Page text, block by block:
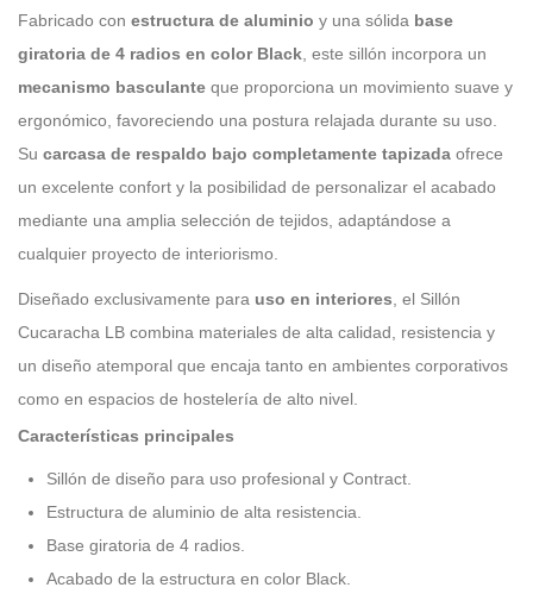
Fabricado con estructura de aluminio y una sólida base
giratoria de 4 radios en color Black, este sillón incorpora un
mecanismo basculante que proporciona un movimiento suave y
ergonómico, favoreciendo una postura relajada durante su uso.
Su carcasa de respaldo bajo completamente tapizada ofrece
un excelente confort y la posibilidad de personalizar el acabado
mediante una amplia selección de tejidos, adaptándose a
cualquier proyecto de interiorismo.
Diseñado exclusivamente para uso en interiores , el Sillón
Cucaracha LB combina materiales de alta calidad, resistencia y
un diseño atemporal que encaja tanto en ambientes corporativos
como en espacios de hostelería de alto nivel.
Características principales
Sillón de diseño para uso profesional y Contract.
Estructura de aluminio de alta resistencia.
Base giratoria de 4 radios.
Acabado de la estructura en color Black.